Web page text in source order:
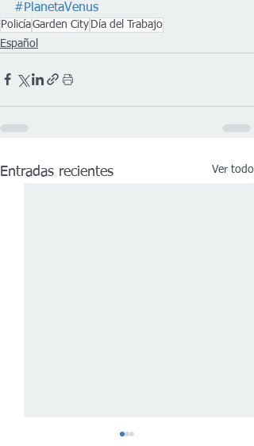
#PlanetaVenus
PolicíaGarden City Día del Trabajo
Español
Entradas recientes Ver todo